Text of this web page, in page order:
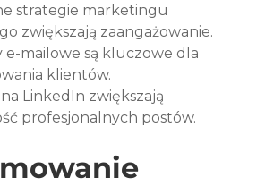
strategie marketingu
zwiększają zaangażowanie.
e-mailowe są kluczowe dla
klientów.
LinkedIn zwiększają
profesjonalnych postów.